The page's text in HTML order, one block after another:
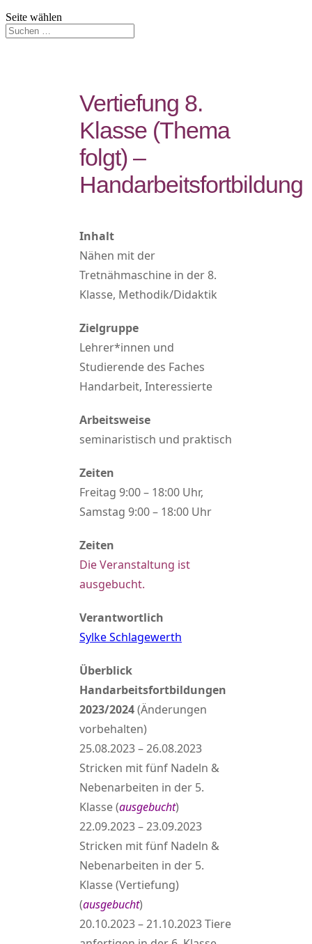
Seite wählen
Vertiefung 8.
Klasse (Thema
folgt) –
Handarbeitsfortbildung
Inhalt
Nähen mit der
Tretnähmaschine in der 8.
Klasse, Methodik/Didaktik
Zielgruppe
Lehrer*innen und
Studierende des Faches
Handarbeit, Interessierte
Arbeitsweise
seminaristisch und praktisch
Zeiten
Freitag 9:00 – 18:00 Uhr,
Samstag 9:00 – 18:00 Uhr
Zeiten
Die Veranstaltung ist
ausgebucht.
Verantwortlich
Sylke Schlagewerth
Überblick
Handarbeitsfortbildungen
2023/2024(Änderungen
vorbehalten)
25.08.2023 – 26.08.2023
Stricken mit fünf Nadeln &
Nebenarbeiten in der 5.
Klasse (ausgebucht)
22.09.2023 – 23.09.2023
Stricken mit fünf Nadeln &
Nebenarbeiten in der 5.
Klasse (Vertiefung)
(ausgebucht)
20.10.2023 – 21.10.2023 Tiere